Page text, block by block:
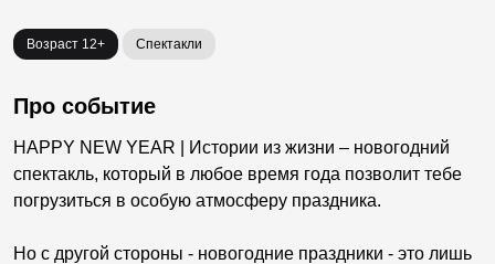
Возраст 12+ Спектакли
Про событие
HAPPY NEW YEAR | Истории из жизни – новогодний
спектакль, который в любое время года позволит тебе
погрузиться в особую атмосферу праздника.
Но с другой стороны - новогодние праздники - это лишь